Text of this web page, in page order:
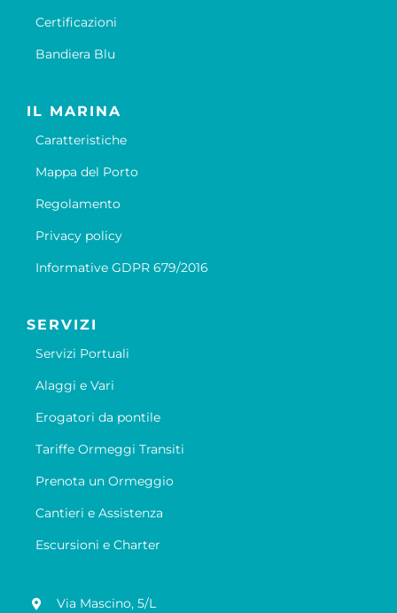
Certificazioni
Bandiera Blu
IL MARINA
Caratteristiche
Mappa del Porto
Regolamento
Privacy policy
Informative GDPR 679/2016
SERVIZI
Servizi Portuali
Alaggi e Vari
Erogatori da pontile
Tariffe Ormeggi Transiti
Prenota un Ormeggio
Cantieri e Assistenza
Escursioni e Charter
Via Mascino, 5/L